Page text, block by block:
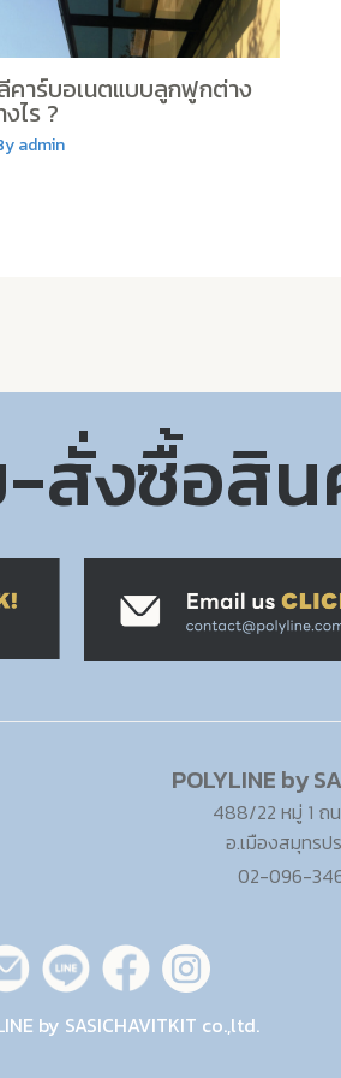
คาร์บอเนตแบบลูกฟูกต่าง
ไร ?
admin
สั่งซื้อสิน
POLYLINE by
488/22 หมู่ 1 ถ
อ.เมืองสมุทรป
02-096-
by SASICHAVITKIT co.,ltd.